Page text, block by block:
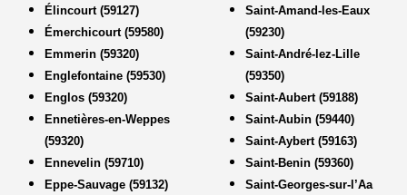
Élincourt (59127)
Émerchicourt (59580)
Emmerin (59320)
Englefontaine (59530)
Englos (59320)
Ennetières-en-Weppes
(59320)
Ennevelin (59710)
Eppe-Sauvage (59132)
Saint-Amand-les-Eaux
(59230)
Saint-André-lez-Lille
(59350)
Saint-Aubert (59188)
Saint-Aubin (59440)
Saint-Aybert (59163)
Saint-Benin (59360)
Saint-Georges-sur-l’Aa